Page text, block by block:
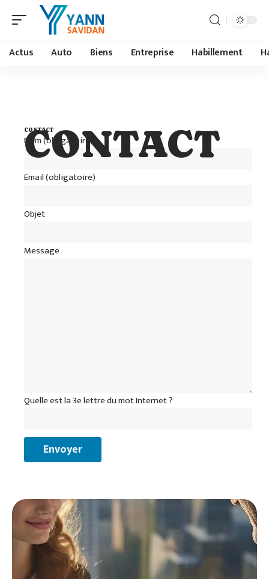
Actus Auto Biens Entreprise Habillement
CONTACT
CONTACT
Nom (obligatoire)
Email (obligatoire)
Objet
Message
Quelle est la 3e lettre du mot Internet ?